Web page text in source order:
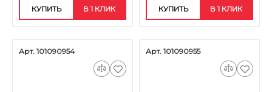
КУПИТЬ В 1 КЛИК КУПИТЬ В 1 КЛИК
Арт. 101090954 Арт. 101090955